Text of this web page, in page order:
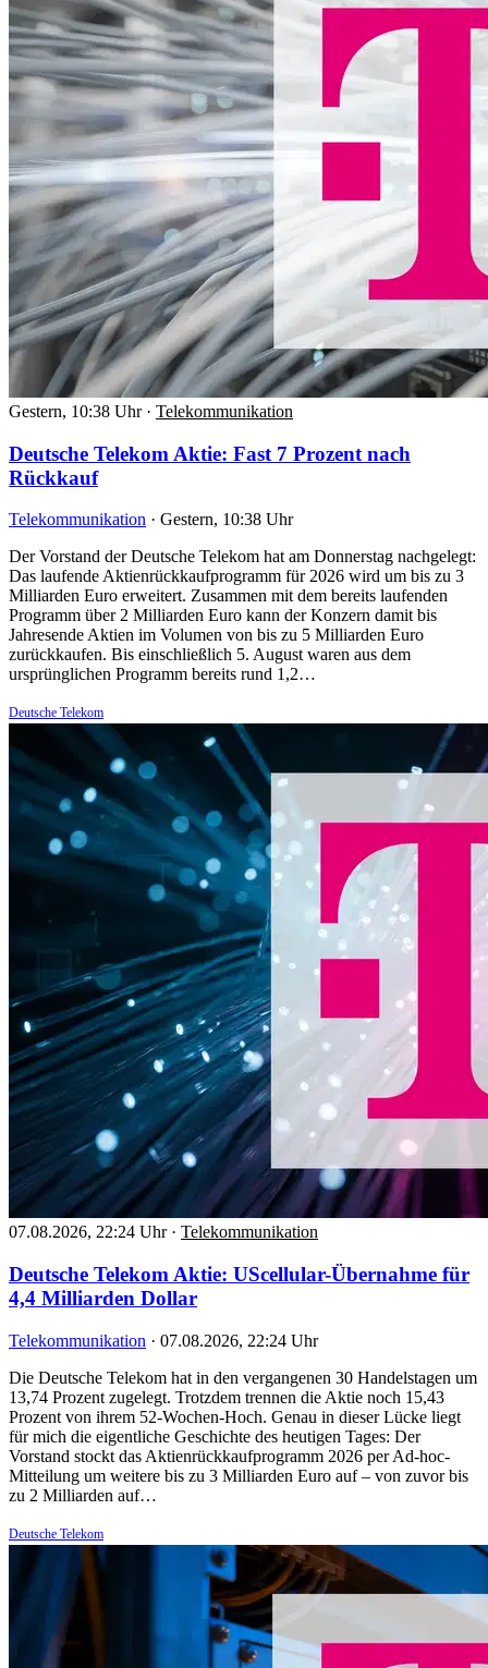
Gestern, 10:38 Uhr · Telekommunikation
Deutsche Telekom Aktie: Fast 7 Prozent nach
Rückkauf
Telekommunikation · Gestern, 10:38 Uhr
Der Vorstand der Deutsche Telekom hat am Donnerstag nachgelegt:
Das laufende Aktienrückkaufprogramm für 2026 wird um bis zu 3
Milliarden Euro erweitert. Zusammen mit dem bereits laufenden
Programm über 2 Milliarden Euro kann der Konzern damit bis
Jahresende Aktien im Volumen von bis zu 5 Milliarden Euro
zurückkaufen. Bis einschließlich 5. August waren aus dem
ursprünglichen Programm bereits rund 1,2…
Deutsche Telekom
07.08.2026, 22:24 Uhr · Telekommunikation
Deutsche Telekom Aktie: UScellular-Übernahme für
4,4 Milliarden Dollar
Telekommunikation · 07.08.2026, 22:24 Uhr
Die Deutsche Telekom hat in den vergangenen 30 Handelstagen um
13,74 Prozent zugelegt. Trotzdem trennen die Aktie noch 15,43
Prozent von ihrem 52-Wochen-Hoch. Genau in dieser Lücke liegt
für mich die eigentliche Geschichte des heutigen Tages: Der
Vorstand stockt das Aktienrückkaufprogramm 2026 per Ad-hoc-
Mitteilung um weitere bis zu 3 Milliarden Euro auf – von zuvor bis
zu 2 Milliarden auf…
Deutsche Telekom